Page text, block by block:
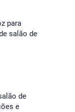
para
salão de
de
e